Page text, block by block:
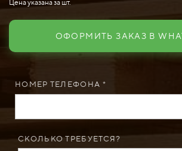
Цена указана за шт.
ОФОРМИТЬ ЗАКАЗ В
НОМЕР ТЕЛЕФОНА *
СКОЛЬКО ТРЕБУЕТСЯ?